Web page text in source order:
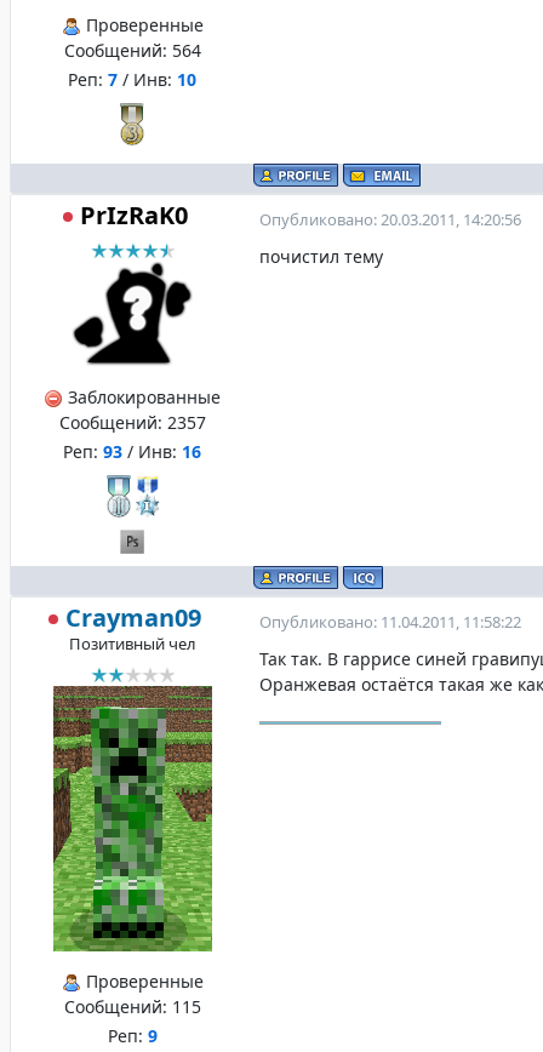
Проверенные
Сообщений: 564
Реп: 7 / Инв: 10
PrIzRaK0
Заблокированные
Сообщений: 2357
Реп: 93 / Инв: 16
Опубликовано: 20.03.2011, 14:20:56
почистил тему
Crayman09
Позитивный чел
Проверенные
Сообщений: 115
Реп: 9
Опубликовано: 11.04.2011, 11:58:22
Так так. В гаррисе синей
Оранжевая остаётся такая же